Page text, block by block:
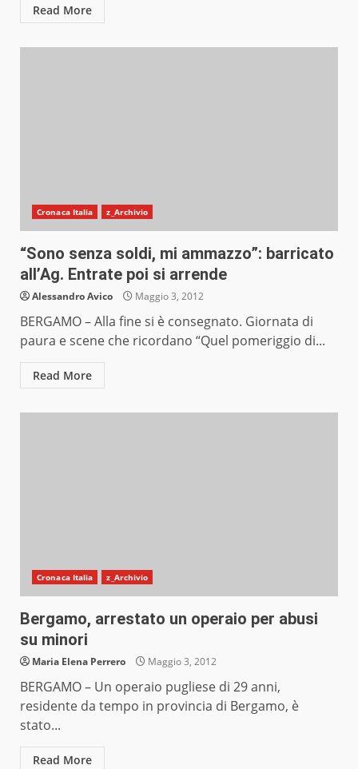
Read More
Cronaca Italia z_Archivio
“Sono senza soldi, mi ammazzo”: barricato
all’Ag. Entrate poi si arrende
Alessandro Avico Maggio 3, 2012
BERGAMO – Alla fine si è consegnato. Giornata di
paura e scene che ricordano “Quel pomeriggio di...
Read More
Cronaca Italia z_Archivio
Bergamo, arrestato un operaio per abusi
su minori
Maria Elena Perrero Maggio 3, 2012
BERGAMO – Un operaio pugliese di 29 anni,
residente da tempo in provincia di Bergamo, è
stato...
Read More